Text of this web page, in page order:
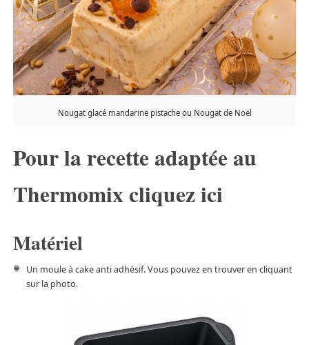
Nougat glacé mandarine pistache ou Nougat de Noël
Pour la recette adaptée au
Thermomix cliquez ici
Matériel
Un moule à cake anti adhésif. Vous pouvez en trouver en cliquant
sur la photo.